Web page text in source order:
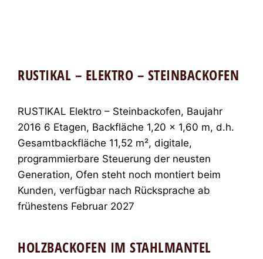
RUSTIKAL – ELEKTRO – STEINBACKOFEN
RUSTIKAL Elektro – Steinbackofen, Baujahr
2016 6 Etagen, Backfläche 1,20 x 1,60 m, d.h.
Gesamtbackfläche 11,52 m², digitale,
programmierbare Steuerung der neusten
Generation, Ofen steht noch montiert beim
Kunden, verfügbar nach Rücksprache ab
frühestens Februar 2027
HOLZBACKOFEN IM STAHLMANTEL